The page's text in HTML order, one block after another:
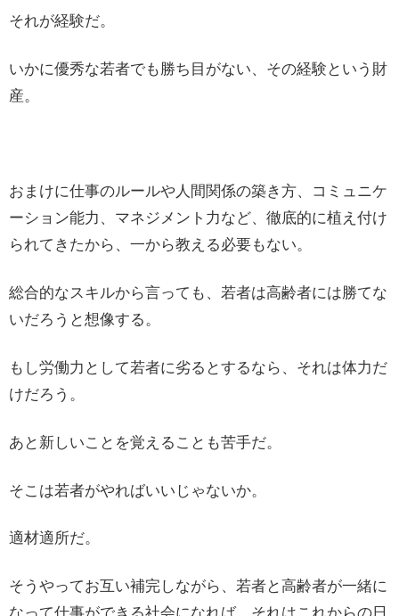
それが経験だ。
いかに優秀な若者でも勝ち目がない、その経験という財
産。
おまけに仕事のルールや人間関係の築き方、コミュニケ
ーション能力、マネジメント力など、徹底的に植え付け
られてきたから、一から教える必要もない。
総合的なスキルから言っても、若者は高齢者には勝てな
いだろうと想像する。
もし労働力として若者に劣るとするなら、それは体力だ
けだろう。
あと新しいことを覚えることも苦手だ。
そこは若者がやればいいじゃないか。
適材適所だ。
そうやってお互い補完しながら、若者と高齢者が一緒に